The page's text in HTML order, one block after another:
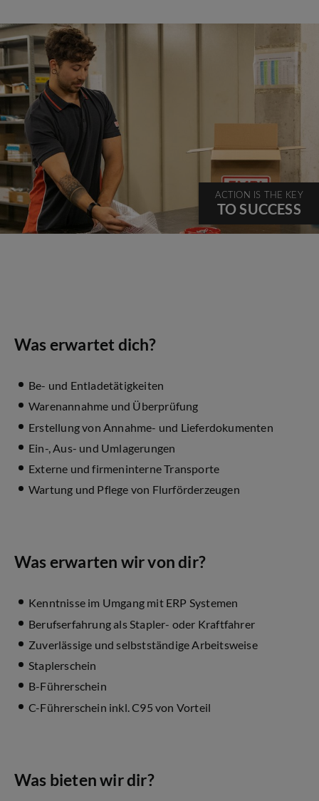
ACTION IS THE KEY
TO SUCCESS
Was erwartet dich?
Be- und Entladetätigkeiten
Warenannahme und Überprüfung
Erstellung von Annahme- und Lieferdokumenten
Ein-, Aus- und Umlagerungen
Externe und firmeninterne Transporte
Wartung und Pflege von Flurförderzeugen
Was erwarten wir von dir?
Kenntnisse im Umgang mit ERP Systemen
Berufserfahrung als Stapler- oder Kraftfahrer
Zuverlässige und selbstständige Arbeitsweise
Staplerschein
B-Führerschein
C-Führerschein inkl. C95 von Vorteil
Was bieten wir dir?